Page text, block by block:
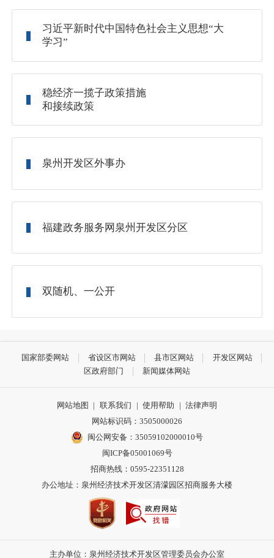
习近平新时代中国特色社会主义思想“大
学习”
稳经济一揽子政策措施
和接续政策
泉州开发区外事办
福建政务服务网泉州开发区分区
双随机、一公开
国家部委网站 省设区市网站 县市区网站
开发区网站
区政府部门
新闻媒体网站
网站地图 | 联系我们 | 使用帮助 | 法律声明
网站标识码：3505000026
闽公网安备：35059102000010号
闽ICP备05001069号
招商热线：0595-22351128
办公地址：泉州经济技术开发区清濛园区招商服务大楼
主办单位：泉州经济技术开发区管理委员会办公室